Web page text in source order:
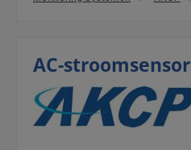
AC-stroomsensor